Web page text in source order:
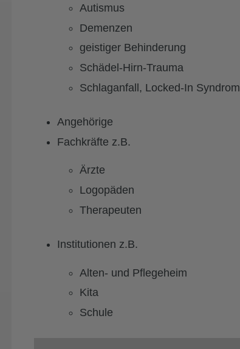
Autismus
Demenzen
geistiger Behinderung
Schädel-Hirn-Trauma
Schlaganfall, Locked-In Syndrom
Angehörige
Fachkräfte z.B.
Ärzte
Logopäden
Therapeuten
Institutionen z.B.
Alten- und Pflegeheim
Kita
Schule